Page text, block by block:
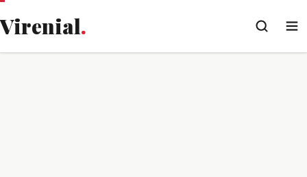
Virenial.